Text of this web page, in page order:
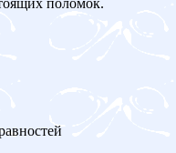
поломок.